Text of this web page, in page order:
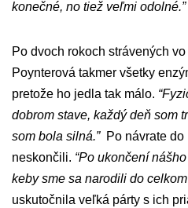
konečné, no tiež veľmi odolné.”
Po dvoch rokoch strávených
Poynterová takmer všetky
pretože ho jedla tak málo.
dobrom stave, každý deň som
som bola silná.”Po návrate do
neskončili. “Po ukončení
keby sme sa narodili do
uskutočnila veľká párty s ich